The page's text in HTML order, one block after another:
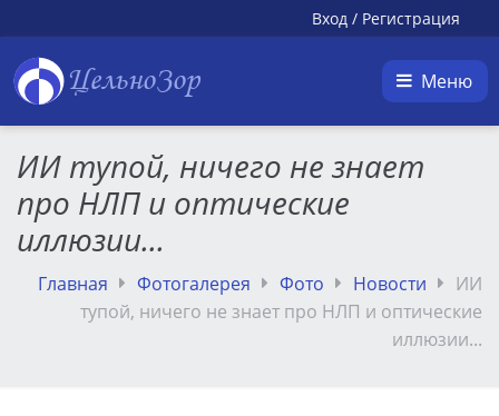
Вход / Регистрация
ЦельноЗор Меню
ИИ тупой, ничего не знает
про НЛП и оптические
иллюзии...
Главная Фотогалерея Фото Новости
ИИ
тупой, ничего не знает про НЛП и оптические
иллюзии...